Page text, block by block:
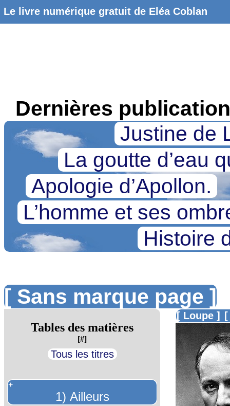
Le livre numérique gratuit de Eléa Coblan
Dernières
Justine de
La goutte d’eau
Apologie d’Apollon.
L’homme et ses
Histoire
[ Sans marque page ]
Tables des matières
[#]
Tous les titres
+
1) Ailleurs
[ Loupe ]